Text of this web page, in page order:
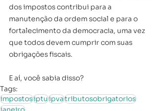
dos impostos contribui para a
manutenção da ordem social e para o
fortalecimento da democracia, uma vez
que todos devem cumprir com suas
obrigações fiscais.
E aí, você sabia disso?
Tags:
impostosiptuipvatributosobrigatorios